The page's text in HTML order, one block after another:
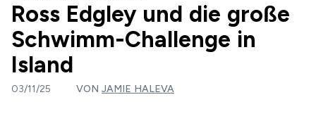
Ross Edgley und die große
Schwimm-Challenge in
Island
03/11/25 VON JAMIE HALEVA